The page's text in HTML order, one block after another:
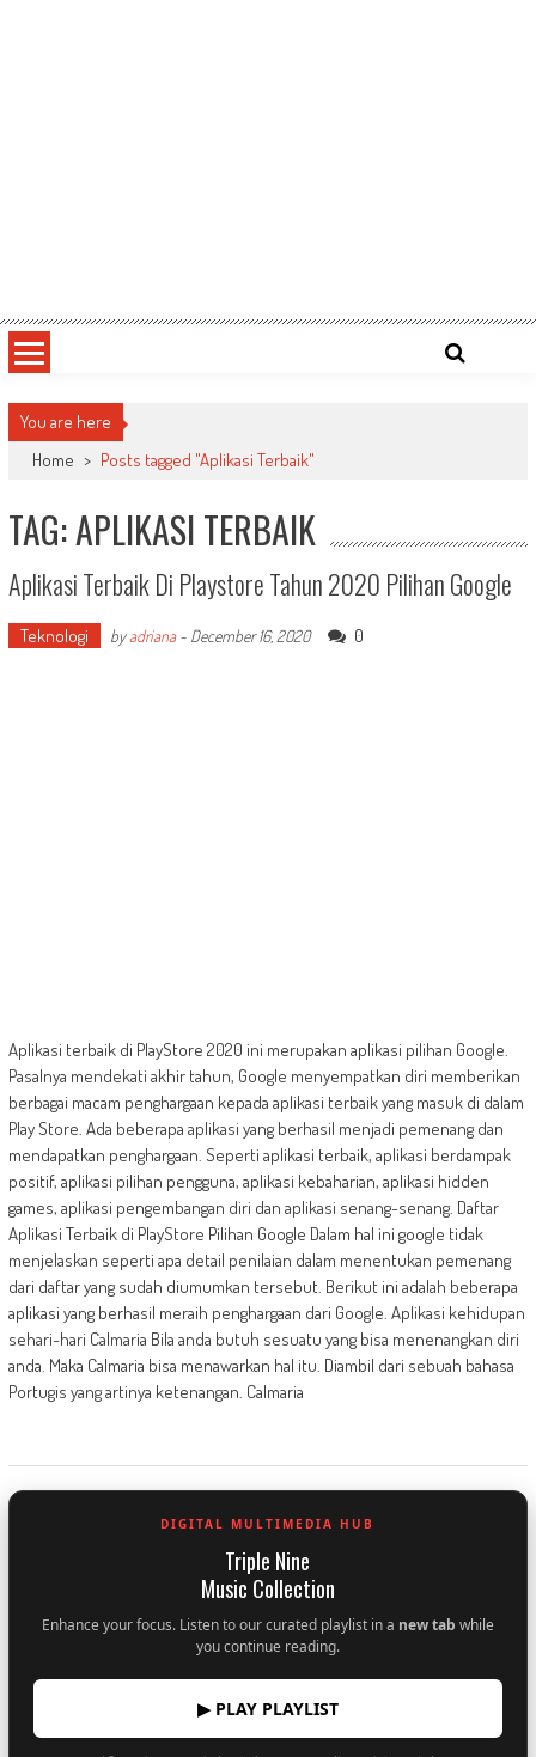
You are here
Home > Posts tagged "Aplikasi Terbaik"
TAG: APLIKASI TERBAIK
Aplikasi Terbaik Di Playstore Tahun 2020 Pilihan Google
Teknologi byadriana- December 16, 2020 0
Aplikasi terbaik di PlayStore 2020 ini merupakan aplikasi pilihan Google.
Pasalnya mendekati akhir tahun, Google menyempatkan diri memberikan
berbagai macam penghargaan kepada aplikasi terbaik yang masuk di dalam
Play Store. Ada beberapa aplikasi yang berhasil menjadi pemenang dan
mendapatkan penghargaan. Seperti aplikasi terbaik, aplikasi berdampak
positif, aplikasi pilihan pengguna, aplikasi kebaharian, aplikasi hidden
games, aplikasi pengembangan diri dan aplikasi senang-senang. Daftar
Aplikasi Terbaik di PlayStore Pilihan Google Dalam hal ini google tidak
menjelaskan seperti apa detail penilaian dalam menentukan pemenang
dari daftar yang sudah diumumkan tersebut. Berikut ini adalah beberapa
aplikasi yang berhasil meraih penghargaan dari Google. Aplikasi kehidupan
sehari-hari Calmaria Bila anda butuh sesuatu yang bisa menenangkan diri
anda. Maka Calmaria bisa menawarkan hal itu. Diambil dari sebuah bahasa
Portugis yang artinya ketenangan. Calmaria
DIGITAL MULTIMEDIA HUB
Triple Nine
Music Collection
Enhance your focus. Listen to our curated playlist in a new tab while
you continue reading.
▶ PLAY PLAYLIST